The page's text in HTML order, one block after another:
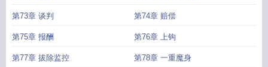
第73章 谈判 第74章 赔偿
第75章 报酬 第76章 上钩
第77章 拔除监控 第78章 一重魔身